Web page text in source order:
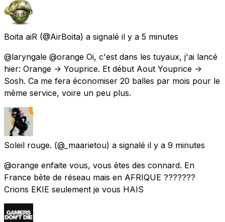
Boita aiR (@AirBoita) a signalé il y a 5 minutes
@laryngale @orange Oi, c'est dans les tuyaux, j'ai lancé
hier: Orange -> Youprice. Et début Aout Youprice ->
Sosh. Ca me fera économiser 20 balles par mois pour le
même service, voire un peu plus.
Soleil rouge. (@_maarietou) a signalé il y a 9 minutes
@orange enfaite vous, vous êtes des connard. En
France bête de réseau mais en AFRIQUE ???????
Crions EKIE seulement je vous HAIS